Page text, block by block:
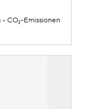
CO₂-Emissionen